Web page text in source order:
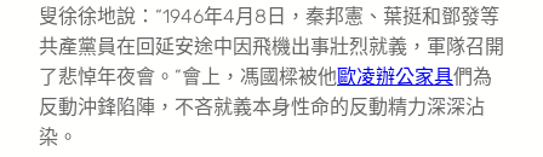
叟徐徐地說：“1946年4月8日，秦邦憲、葉挺和鄧發等
共產黨員在回延安途中因飛機出事壯烈就義，軍隊召開
了悲悼年夜會。”會上，馮國樑被他歐凌辦公家具們為
反動沖鋒陷陣，不吝就義本身性命的反動精力深深沾
染。